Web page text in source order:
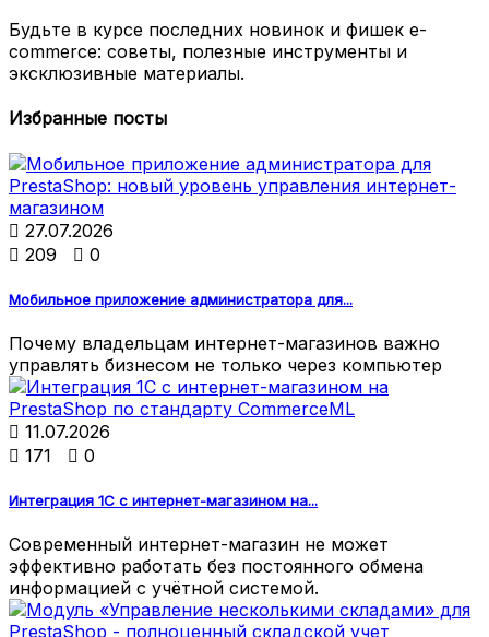
Будьте в курсе последних новинок и фишек e-
commerce: советы, полезные инструменты и
эксклюзивные материалы.
Избранные посты
 27.07.2026
 209  0
Мобильное приложение администратора для...
Почему владельцам интернет-магазинов важно
управлять бизнесом не только через компьютер
 11.07.2026
 171  0
Интеграция 1С с интернет-магазином на...
Современный интернет-магазин не может
эффективно работать без постоянного обмена
информацией с учётной системой.